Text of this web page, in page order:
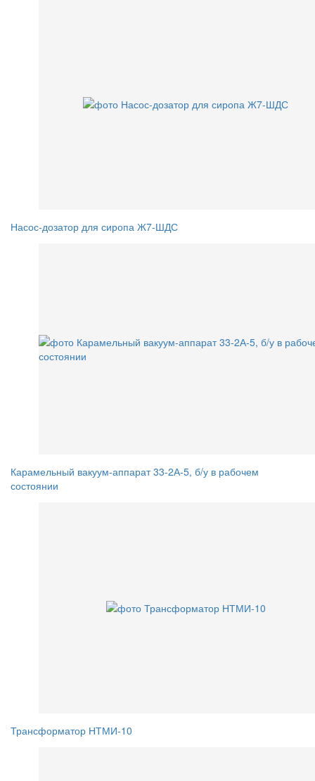
Насос-дозатор для сиропа Ж7-ШДС
Карамельный вакуум-аппарат 33-2А-5, б/у в рабочем
состоянии
Трансформатор НТМИ-10